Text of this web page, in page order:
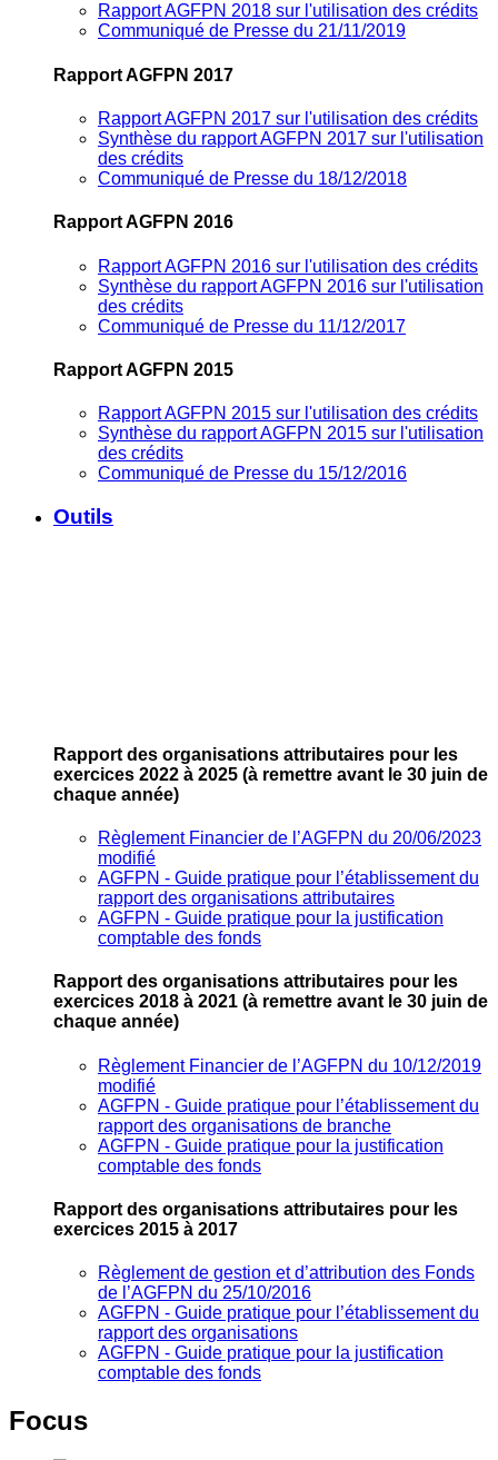
Rapport AGFPN 2018 sur l'utilisation des crédits
Communiqué de Presse du 21/11/2019
Rapport AGFPN 2017
Rapport AGFPN 2017 sur l'utilisation des crédits
Synthèse du rapport AGFPN 2017 sur l'utilisation
des crédits
Communiqué de Presse du 18/12/2018
Rapport AGFPN 2016
Rapport AGFPN 2016 sur l'utilisation des crédits
Synthèse du rapport AGFPN 2016 sur l'utilisation
des crédits
Communiqué de Presse du 11/12/2017
Rapport AGFPN 2015
Rapport AGFPN 2015 sur l'utilisation des crédits
Synthèse du rapport AGFPN 2015 sur l'utilisation
des crédits
Communiqué de Presse du 15/12/2016
Outils
Rapport des organisations attributaires pour les
exercices 2022 à 2025 (à remettre avant le 30 juin de
chaque année)
Règlement Financier de l’AGFPN du 20/06/2023
modifié
AGFPN ‐ Guide pratique pour l’établissement du
rapport des organisations attributaires
AGFPN ‐ Guide pratique pour la justification
comptable des fonds
Rapport des organisations attributaires pour les
exercices 2018 à 2021 (à remettre avant le 30 juin de
chaque année)
Règlement Financier de l’AGFPN du 10/12/2019
modifié
AGFPN ‐ Guide pratique pour l’établissement du
rapport des organisations de branche
AGFPN ‐ Guide pratique pour la justification
comptable des fonds
Rapport des organisations attributaires pour les
exercices 2015 à 2017
Règlement de gestion et d’attribution des Fonds
de l’AGFPN du 25/10/2016
AGFPN ‐ Guide pratique pour l’établissement du
rapport des organisations
AGFPN ‐ Guide pratique pour la justification
comptable des fonds
Focus